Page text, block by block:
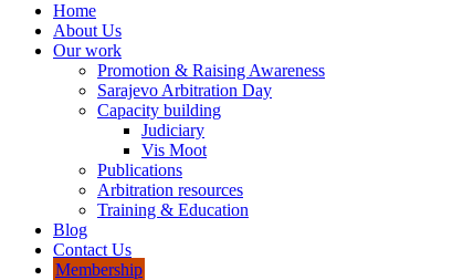
Home
About Us
Our work
Promotion & Raising Awareness
Sarajevo Arbitration Day
Capacity building
Judiciary
Vis Moot
Publications
Arbitration resources
Training & Education
Blog
Contact Us
Membership